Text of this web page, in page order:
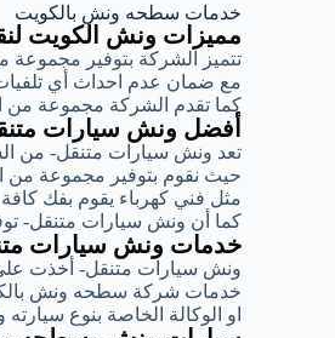
خدمات سطحه ونش بالكويت
مميزات ونش الكويت
تتميز الشركة بتوفير مجموعة
مع ضمان عدم احداث أي
كما تقدم الشركة مجموعة من
أفضل ونش سيارات
تعد ونش سيارات متنقل- من
حيث نقوم بتوفير مجموعة من
مثل فني كهرباء يقوم بفك كافة
كما أن ونش سيارات متنقل-
خدمات ونش سيارات
ونش سيارات متنقل- أخذت على
خدمات شركة سطحه ونش
او الوكالة الخاصة بنوع